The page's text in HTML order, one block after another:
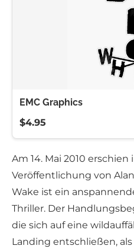
EMC Graphics
$4.95
Am 14. Mai 2010 erschien
Veröffentlichung von
Wake ist ein
Thriller. Der
die sich auf eine
Landing entschließen,